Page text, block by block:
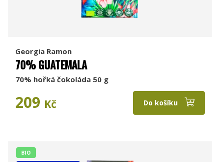
Georgia Ramon
70% GUATEMALA
70% hořká čokoláda 50 g
209 Kč Do košíku
BIO